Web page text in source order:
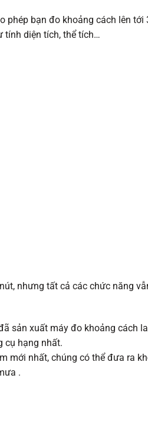
phép bạn đo khoảng cách lên tới
tính diện tích, thể tích…
nhưng tất cả các chức năng
sản xuất máy đo khoảng cách
cụ hạng nhất.
mới nhất, chúng có thể đưa ra
.